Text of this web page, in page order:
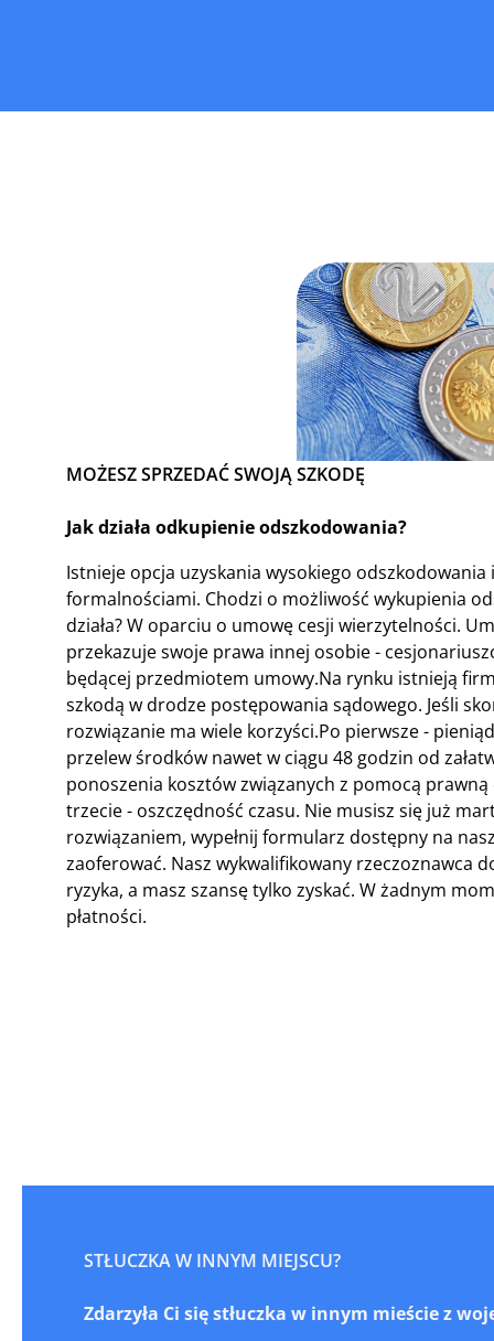
MOŻESZ SPRZEDAĆ SWOJĄ SZKODĘ
Jak działa odkupienie odszkodowania?
Istnieje opcja uzyskania wysokiego
formalnościami. Chodzi o możliwość wykupienia
działa? W oparciu o umowę cesji wierzytelności.
przekazuje swoje prawa innej osobie -
będącej przedmiotem umowy.Na rynku istnieją
szkodą w drodze postępowania sądowego. Jeśli
rozwiązanie ma wiele korzyści.Po pierwsze -
przelew środków nawet w ciągu 48 godzin od
ponoszenia kosztów związanych z pomocą
trzecie - oszczędność czasu. Nie musisz się już
rozwiązaniem, wypełnij formularz dostępny na
zaoferować. Nasz wykwalifikowany rzeczoznawca
ryzyka, a masz szansę tylko zyskać. W żadnym
płatności.
STŁUCZKA W INNYM MIEJSCU?
Zdarzyła Ci się stłuczka w innym mieście z